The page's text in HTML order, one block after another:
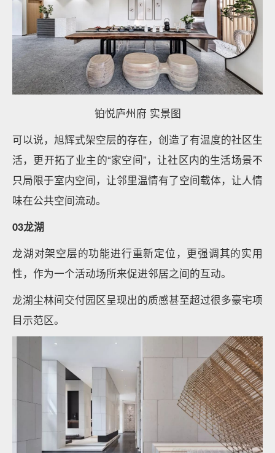
铂悦庐州府 实景图
可以说，旭辉式架空层的存在，创造了有温度的社区生
活，更开拓了业主的“家空间”，让社区内的生活场景不
只局限于室内空间，让邻里温情有了空间载体，让人情
味在公共空间流动。
03龙湖
龙湖对架空层的功能进行重新定位，更强调其的实用
性，作为一个活动场所来促进邻居之间的互动。
龙湖尘林间交付园区呈现出的质感甚至超过很多豪宅项
目示范区。